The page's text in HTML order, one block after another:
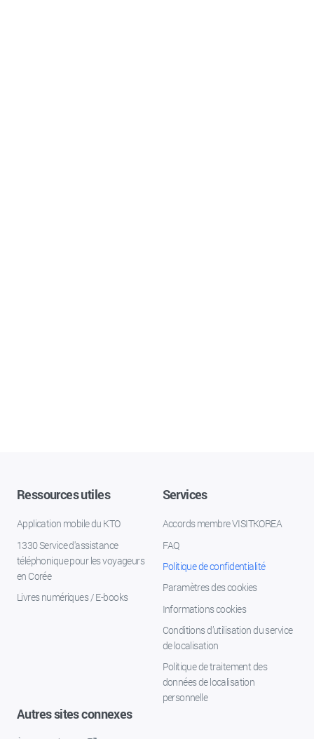
Ressources utiles
Application mobile du KTO
1330 Service d'assistance
téléphonique pour les voyageurs
en Corée
Livres numériques / E-books
Services
Accords membre VISITKOREA
FAQ
Politique de confidentialité
Paramètres des cookies
Informations cookies
Conditions d’utilisation du service
de localisation
Politique de traitement des
données de localisation
personnelle
Autres sites connexes